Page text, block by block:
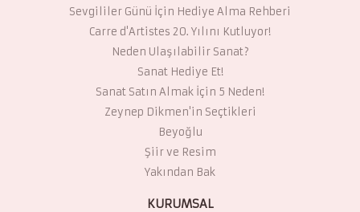
Sevgililer Günü İçin Hediye Alma Rehberi
Carre d'Artistes 20. Yılını Kutluyor!
Neden Ulaşılabilir Sanat?
Sanat Hediye Et!
Sanat Satın Almak İçin 5 Neden!
Zeynep Dikmen'in Seçtikleri
Beyoğlu
Şiir ve Resim
Yakından Bak
KURUMSAL